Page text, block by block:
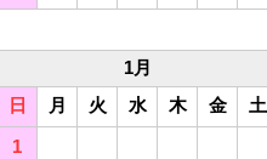
1月
日
月 火 水 木 金
土
1